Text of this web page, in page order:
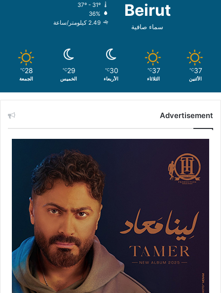
Beirut
سماء صافية
37º - 31º
36%
2.49 كيلومتر/ساعة
37
℃
الأثنين
37
℃
الثلاثاء
30
℃
الأربعاء
29
℃
الخميس
28
℃
الجمعة
Advertisement